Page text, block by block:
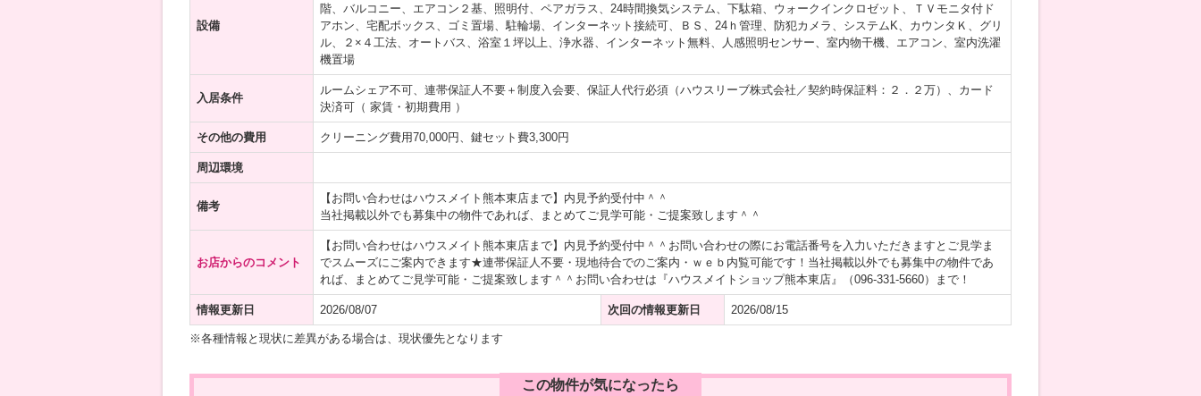
設備
階、バルコニー、エアコン２基、照明付、ペアガラス、24時間換気システム、下駄箱、ウォークインクロゼット、ＴＶモニタ付ド
アホン、宅配ボックス、ゴミ置場、駐輪場、インターネット接続可、ＢＳ、24ｈ管理、防犯カメラ、システムK、カウンタＫ、グリ
ル、２×４工法、オートバス、浴室１坪以上、浄水器、インターネット無料、人感照明センサー、室内物干機、エアコン、室内洗濯
機置場
入居条件
ルームシェア不可、連帯保証人不要＋制度入会要、保証人代行必須（ハウスリーブ株式会社／契約時保証料：２．２万）、カード
決済可（ 家賃・初期費用 ）
その他の費用 クリーニング費用70,000円、鍵セット費3,300円
周辺環境
備考
【お問い合わせはハウスメイト熊本東店まで】内見予約受付中＾＾
当社掲載以外でも募集中の物件であれば、まとめてご見学可能・ご提案致します＾＾
お店からのコメント
【お問い合わせはハウスメイト熊本東店まで】内見予約受付中＾＾お問い合わせの際にお電話番号を入力いただきますとご見学ま
でスムーズにご案内できます★連帯保証人不要・現地待合でのご案内・ｗｅｂ内覧可能です！当社掲載以外でも募集中の物件であ
れば、まとめてご見学可能・ご提案致します＾＾お問い合わせは『ハウスメイトショップ熊本東店』（096-331-5660）まで！
情報更新日 2026/08/07 次回の情報更新日 2026/08/15
※各種情報と現状に差異がある場合は、現状優先となります
この物件が気になったら